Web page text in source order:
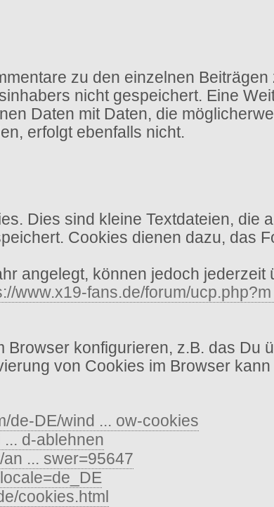
zu den einzelnen
nicht gespeichert. Eine
Daten mit Daten, die
erfolgt ebenfalls nicht.
Dies sind kleine Textdateien, die
Cookies dienen dazu, das
angelegt, können jedoch jederzeit
www.x19-fans.de/forum/
konfigurieren, z.B. das Du
von Cookies im Browser
de-DE/wind ... ow-cookies
d-ablehnen
... swer=95647
cookies.html